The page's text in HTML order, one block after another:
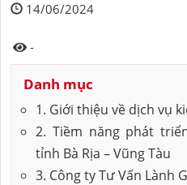
14/06/2024
-
Danh mục
1. Giới thiệu về dịch vụ
2. Tiềm năng phát
tỉnh Bà Rịa – Vũng Tàu
3. Công ty Tư Vấn Lành